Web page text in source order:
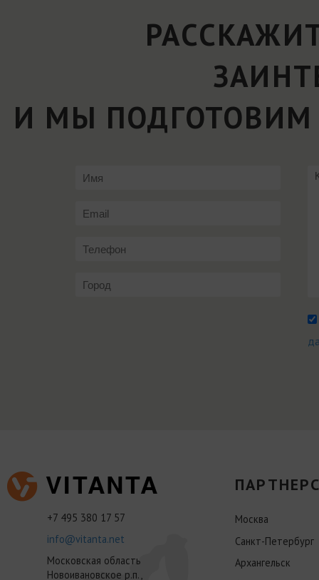
И МЫ ПОДГОТОВИМ
+7 495 380 17 57
info@vitanta.net
Московская область
Новоивановское р.п.,
Москва
Санкт-Петербург
Архангельск